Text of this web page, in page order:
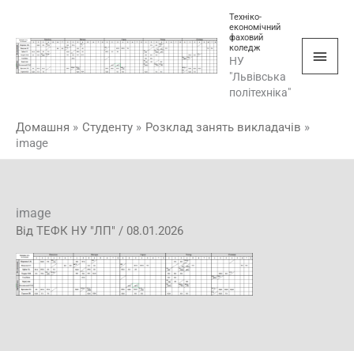
вмісту
Техніко-
економічний
фаховий
коледж
НУ
"Львівська
політехніка"
Домашня Студенту
Розклад занять викладачів
image
image
Від ТЕФК НУ "ЛП" / 08.01.2026